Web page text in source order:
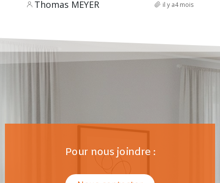
Thomas MEYER il y a4 mois
Pour nous joindre :